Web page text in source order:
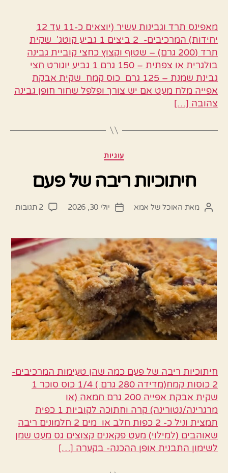
מאפינס תרד וגבינות עשיר (יוצאים כ-11 עד 12
יחידות) המרכיבים- 2 ביצים 1 גביע קוטג' שקית
תרד (200 גרם) – שטוף וקצוץ כחצי קוביית גבינה
בולגרית או צפתית – 150 גרם 1 גביע יוגורט חצי
גבינת שמנת – 125 גרם כוס קמח שקית אבקת
אפייה מלח מעט אם יש צורך ופלפל שחור חופן גבינה
צהובה […]
קטגוריותעוגיות
חיתוכיות ריבה של פעם
המחבר
מאת האוכל של אמא
תאריך
יולי 30, 2026 2 תגובות
על
של
פעם
חיתוכיות ריבה של פעם כמה שהן טעימות המרכיבים-
2 כוסות קמח(מדידה 280 גרם ) 1/4 כוס סוכר 1
שקית אבקת אפייה 200 גרם חמאה (או
מרגרינה/נטורינה) קרה וחתוכה לקוביות 1 כפית
תמצית וניל כ- 2 כפות חלב או מים 2 חלמונים ריבה
שאוהבים (למילוי) מעט פקאנים קצוצים גס מעט שמן
לשימון התבנית אופן ההכנה- בקערה […]